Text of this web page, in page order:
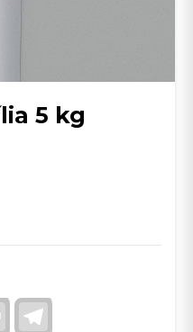
5 kg
Facebook
Messenger